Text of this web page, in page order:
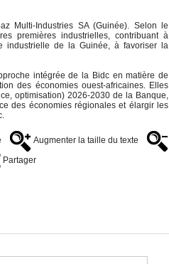
Multi-Industries SA (Guinée). Selon le
premières industrielles, contribuant à
industrielle de la Guinée, à favoriser la
intégrée de la Bidc en matière de
des économies ouest-africaines. Elles
optimisation) 2026-2030 de la Banque,
des économies régionales et élargir les
Augmenter la taille du texte
Partager